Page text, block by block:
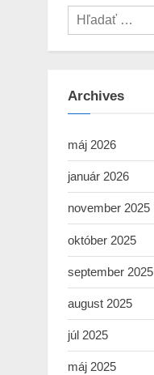
Hľadať:
Archives
máj 2026
január 2026
november 2025
október 2025
september 2025
august 2025
júl 2025
máj 2025